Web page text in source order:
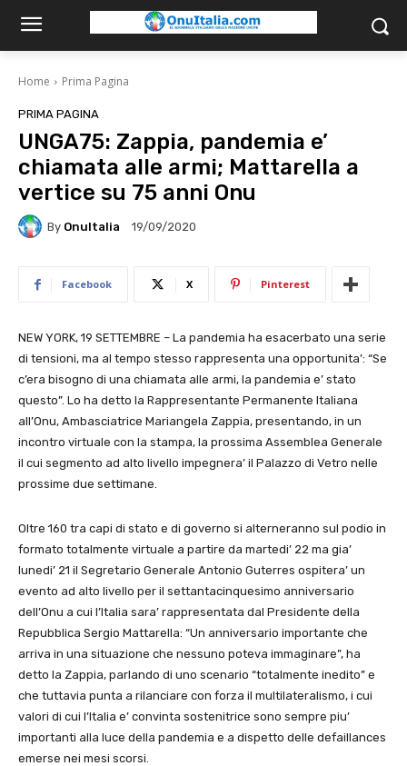
Home Prima Pagina
PRIMA PAGINA
UNGA75: Zappia, pandemia e’
chiamata alle armi; Mattarella a
vertice su 75 anni Onu
By OnuItalia 19/09/2020
Facebook X Pinterest
NEW YORK, 19 SETTEMBRE – La pandemia ha esacerbato una serie
di tensioni, ma al tempo stesso rappresenta una opportunita’: “Se
c’era bisogno di una chiamata alle armi, la pandemia e’ stato
questo”. Lo ha detto la Rappresentante Permanente Italiana
all’Onu, Ambasciatrice Mariangela Zappia, presentando, in un
incontro virtuale con la stampa, la prossima Assemblea Generale
il cui segmento ad alto livello impegnera’ il Palazzo di Vetro nelle
prossime due settimane.
Oltre 160 tra capi di stato e di governo si alterneranno sul podio in
formato totalmente virtuale a partire da martedi’ 22 ma gia’
lunedi’ 21 il Segretario Generale Antonio Guterres ospitera’ un
evento ad alto livello per il settantacinquesimo anniversario
dell’Onu a cui l’Italia sara’ rappresentata dal Presidente della
Repubblica Sergio Mattarella: “Un anniversario importante che
arriva in una situazione che nessuno poteva immaginare”, ha
detto la Zappia, parlando di uno scenario “totalmente inedito” e
che tuttavia punta a rilanciare con forza il multilateralismo, i cui
valori di cui l’Italia e’ convinta sostenitrice sono sempre piu’
importanti alla luce della pandemia e a dispetto delle defaillances
emerse nei mesi scorsi.